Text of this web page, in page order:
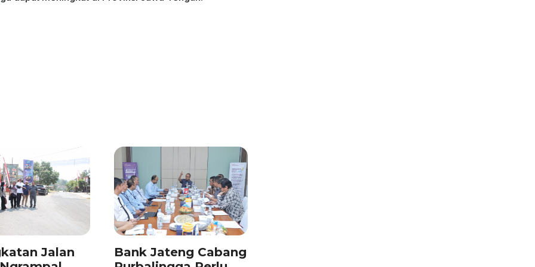
Jalan
Bank Jateng Cabang